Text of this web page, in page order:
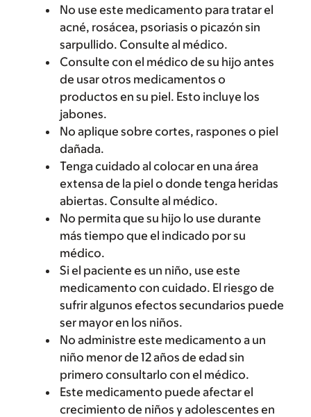
No use este medicamento para tratar el
acné, rosácea, psoriasis o picazón sin
sarpullido. Consulte al médico.
Consulte con el médico de su hijo antes
de usar otros medicamentos o
productos en su piel. Esto incluye los
jabones.
No aplique sobre cortes, raspones o piel
dañada.
Tenga cuidado al colocar en una área
extensa de la piel o donde tenga heridas
abiertas. Consulte al médico.
No permita que su hijo lo use durante
más tiempo que el indicado por su
médico.
Si el paciente es un niño, use este
medicamento con cuidado. El riesgo de
sufrir algunos efectos secundarios puede
ser mayor en los niños.
No administre este medicamento a un
niño menor de 12 años de edad sin
primero consultarlo con el médico.
Este medicamento puede afectar el
crecimiento de niños y adolescentes en